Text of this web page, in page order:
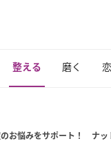
整える 磨く
お悩みをサポート！ ナッ